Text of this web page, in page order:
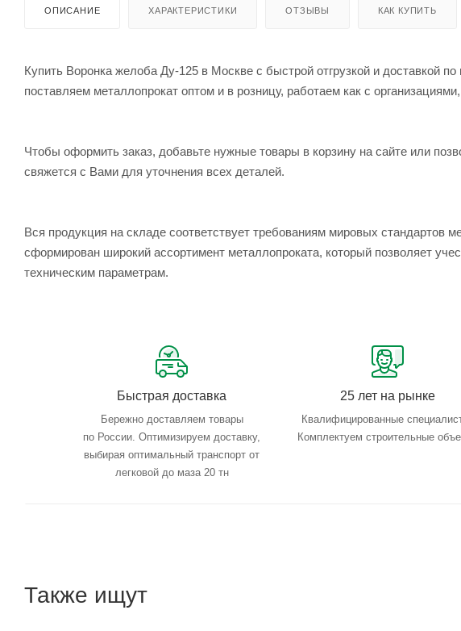
ОПИСАНИЕ ХАРАКТЕРИСТИКИ ОТЗЫВЫ КАК КУПИТЬ
Купить Воронка желоба Ду-125 в Москве с быстрой отгрузкой и доставкой
поставляем металлопрокат оптом и в розницу, работаем как с
Чтобы оформить заказ, добавьте нужные товары в корзину на сайте или
свяжется с Вами для уточнения всех деталей.
Вся продукция на складе соответствует требованиям мировых
сформирован широкий ассортимент металлопроката, который позволяет
техническим параметрам.
Быстрая доставка
Бережно доставляем товары
по России. Оптимизируем доставку,
выбирая оптимальный транспорт от
легковой до маза 20 тн
25 лет на рынке
Квалифицированные
Комплектуем строительные
Также ищут